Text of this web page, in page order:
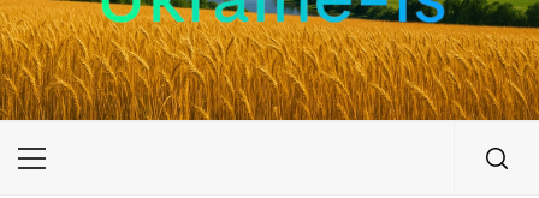
UKRAINE-IS
ПОДОРОЖI ПО УКРАЇНІ
Primary